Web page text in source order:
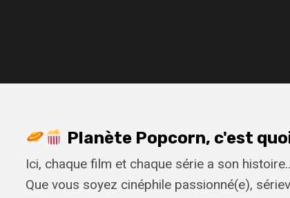
Planète Popcorn, c'est
Ici, chaque film et chaque série a son
Que vous soyez cinéphile passionné(e),